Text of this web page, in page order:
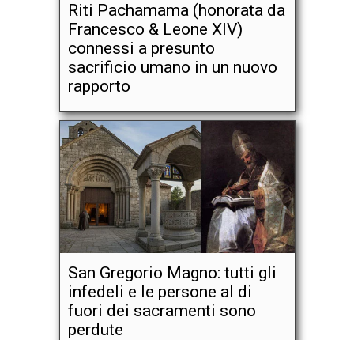
Riti Pachamama (honorata da
Francesco & Leone XIV)
connessi a presunto
sacrificio umano in un nuovo
rapporto
San Gregorio Magno: tutti gli
infedeli e le persone al di
fuori dei sacramenti sono
perdute